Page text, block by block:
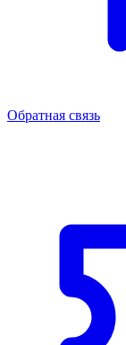
Обратная связь